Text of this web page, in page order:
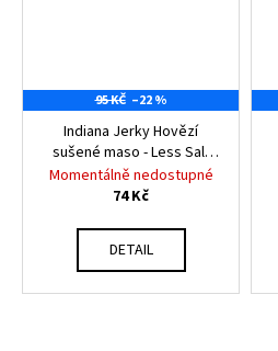
95 KČ –22 %
Indiana Jerky Hovězí
sušené maso - Less Salt
25g
Momentálně nedostupné
74 Kč
DETAIL